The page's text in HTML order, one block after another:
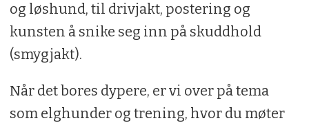
og løshund, til drivjakt, postering og
kunsten å snike seg inn på skuddhold
(smygjakt).
Når det bores dypere, er vi over på tema
som elghunder og trening, hvor du møter